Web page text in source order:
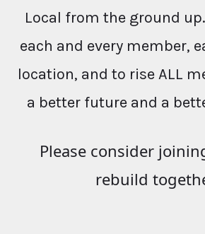
Local from the ground
each and every member,
location, and to rise ALL
a better future and a
Please consider
rebuild